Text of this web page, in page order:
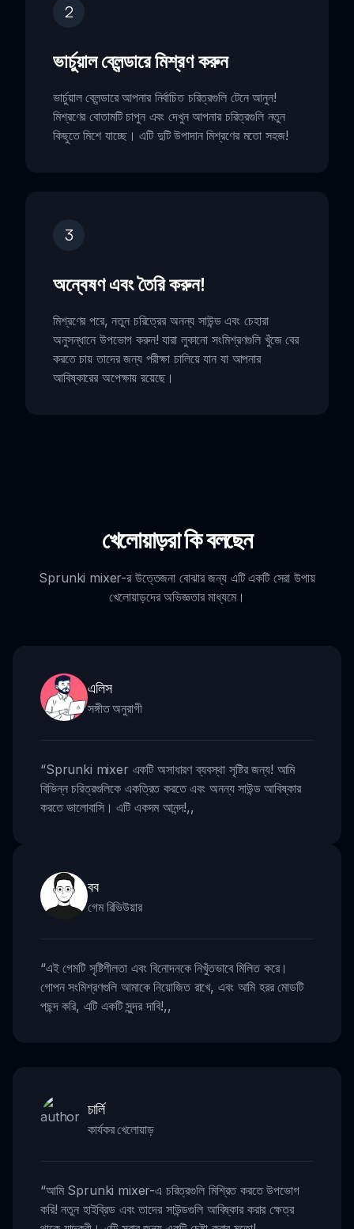
2
ভার্চুয়াল ব্লেন্ডারে মিশ্রণ করুন
ভার্চুয়াল ব্লেন্ডারে আপনার নির্বাচিত চরিত্রগুলি টেনে আনুন!
মিশ্রণের বোতামটি চাপুন এবং দেখুন আপনার চরিত্রগুলি নতুন
কিছুতে মিশে যাচ্ছে। এটি দুটি উপাদান মিশ্রণের মতো সহজ!
3
অন্বেষণ এবং তৈরি করুন!
মিশ্রণের পরে, নতুন চরিত্রের অনন্য সাউন্ড এবং চেহারা
অনুসন্ধানে উপভোগ করুন! যারা লুকানো সংমিশ্রণগুলি খুঁজে বের
করতে চায় তাদের জন্য পরীক্ষা চালিয়ে যান যা আপনার
আবিষ্কারের অপেক্ষায় রয়েছে।
খেলোয়াড়রা কি বলছেন
Sprunki mixer-র উত্তেজনা বোঝার জন্য এটি একটি সেরা উপায়
খেলোয়াড়দের অভিজ্ঞতার মাধ্যমে।
এলিস
সঙ্গীত অনুরাগী
“Sprunki mixer একটি অসাধারণ ব্যবস্থা সৃষ্টির জন্য! আমি
বিভিন্ন চরিত্রগুলিকে একত্রিত করতে এবং অনন্য সাউন্ড আবিষ্কার
করতে ভালোবাসি। এটি একদম আনন্দ!,,
বব
গেম রিভিউয়ার
“এই গেমটি সৃষ্টিশীলতা এবং বিনোদনকে নিখুঁতভাবে মিলিত করে।
গোপন সংমিশ্রণগুলি আমাকে নিয়োজিত রাখে, এবং আমি হরর মোডটি
পছন্দ করি, এটি একটি সুন্দর দাবি!,,
চার্লি
কার্যকর খেলোয়াড়
“আমি Sprunki mixer-এ চরিত্রগুলি মিশ্রিত করতে উপভোগ
করি! নতুন হাইব্রিড এবং তাদের সাউন্ডগুলি আবিষ্কার করার ক্ষেত্র